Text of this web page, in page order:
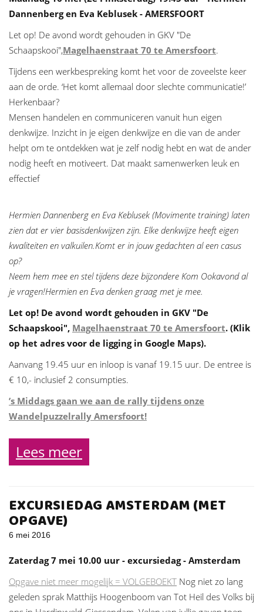
Dannenberg en Eva Keblusek - AMERSFOORT
Let op! De avond wordt gehouden in GKV "De
Schaapskooi",Magelhaenstraat 70 te Amersfoort.
Tijdens een werkbespreking komt het voor de zoveelste keer
aan de orde. ‘Het komt allemaal door slechte communicatie!’
Herkenbaar?
Mensen handelen en communiceren vanuit hun eigen
denkwijze. Inzicht in je eigen denkwijze en die van de ander
helpt om te ontdekken wat je zelf nodig hebt en wat de ander
nodig heeft en motiveert. Dat maakt samenwerken leuk en
effectief
Hermien Dannenberg en Eva Keblusek (Movimente training) laten
zien dat er vier basisdenkwijzen zijn. Elke denkwijze heeft eigen
kwaliteiten en valkuilen.Komt er in jouw gedachten al een casus
op?
Neem hem mee en stel tijdens deze bijzondere Kom Ookavond al
je vragen!Hermien en Eva denken graag met je mee.
Let op! De avond wordt gehouden in GKV "De
Schaapskooi", Magelhaenstraat 70 te Amersfoort. (Klik
op het adres voor de ligging in Google Maps).
Aanvang 19.45 uur en inloop is vanaf 19.15 uur. De entree is
€ 10,- inclusief 2 consumpties.
’s Middags gaan we aan de rally tijdens onze
Wandelpuzzelrally Amersfoort!
Lees meer
EXCURSIEDAG AMSTERDAM (MET
OPGAVE)
6 mei 2016
Zaterdag 7 mei 10.00 uur - excursiedag - Amsterdam
Opgave niet meer mogelijk = VOLGEBOEKT Nog niet zo lang
geleden sprak Matthijs Hoogenboom van Tot Heil des Volks bij